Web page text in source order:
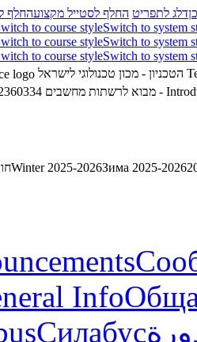
דלג לתפריט החלף לסטייל מקצועהחלף
to course styleSwitch to system
to course styleSwitch to system
to course styleSwitch to system
02360334 - מבוא לרשתות מחשבים
חורףWinter 2025-2026Зима 2025-2026
Info
Силабус